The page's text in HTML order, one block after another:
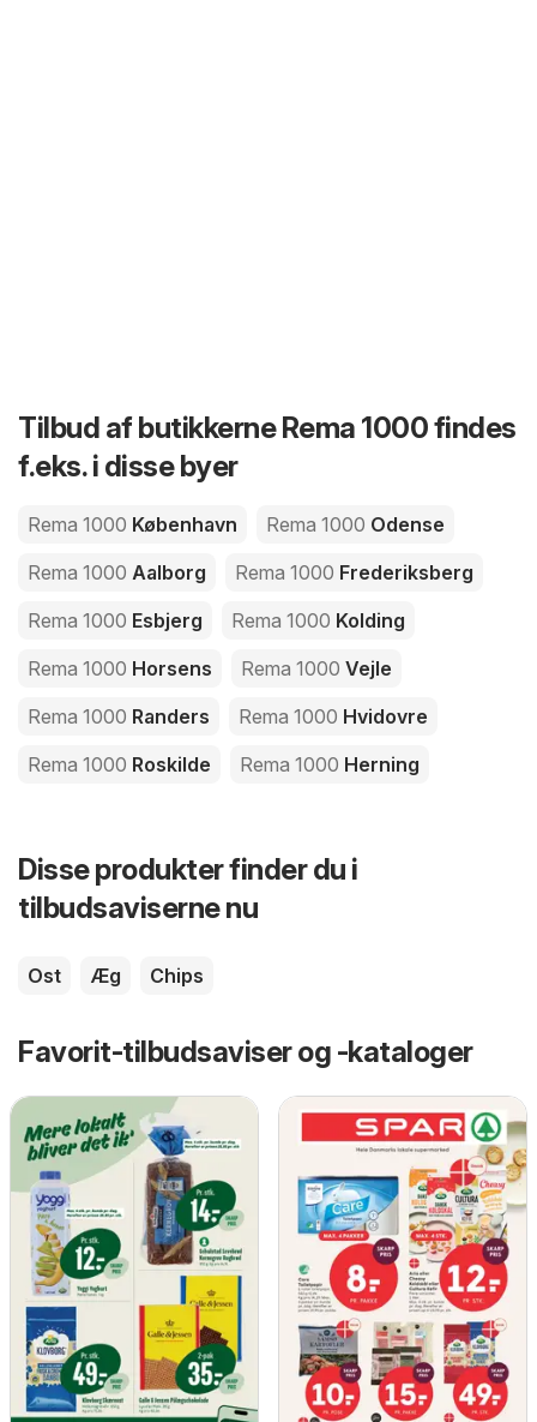
Tilbud af butikkerne Rema 1000 findes
f.eks. i disse byer
Rema 1000 København Rema 1000 Odense
Rema 1000 Aalborg Rema 1000 Frederiksberg
Rema 1000 Esbjerg Rema 1000 Kolding
Rema 1000 Horsens Rema 1000 Vejle
Rema 1000 Randers Rema 1000 Hvidovre
Rema 1000 Roskilde Rema 1000 Herning
Disse produkter finder du i
tilbudsaviserne nu
Ost Æg Chips
Favorit-tilbudsaviser og -kataloger